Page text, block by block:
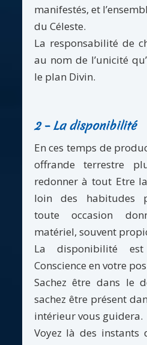
manifestés, et
du Céleste.
La responsabilité de
au nom de l’unicité
le plan Divin.
2 – La disponibilité
En ces temps de
offrande terrestre
redonner à tout Etre
loin des habitudes
toute occasion
matériel, souvent
La disponibilité
Conscience en votre
Sachez être dans le
sachez être présent
intérieur vous guidera.
Voyez là des instants